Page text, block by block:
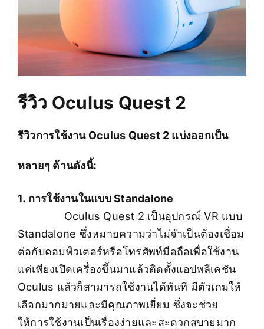
รีวิว Oculus Quest 2
รีวิวการใช้งาน Oculus Quest 2 แบ่งออกเป็น
หลายๆ ด้านดังนี้:
1. การใช้งานในแบบ Standalone
Oculus Quest 2 เป็นอุปกรณ์ VR แบบ
Standalone ซึ่งหมายความว่าไม่จำเป็นต้องเชื่อม
ต่อกับคอมพิวเตอร์หรือโทรศัพท์มือถือเพื่อใช้งาน
แค่เพียงเปิดเครื่องขึ้นมาแล้วติดตั้งแอปพลิเคชัน
Oculus แล้วก็สามารถใช้งานได้ทันที มีตัวเกมให้
เลือกมากมายและมีคุณภาพเยี่ยม ซึ่งจะช่วย
ให้การใช้งานเป็นเรื่องง่ายและสะดวกสบายมาก